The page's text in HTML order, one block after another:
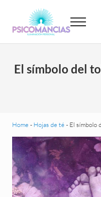
Psicomancias
Menu
El símbolo del
Home - Hojas de té - El símbolo